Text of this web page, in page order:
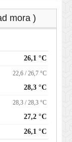
mora )
26,1 °C
22,6 / 26,7 °C
28,3 °C
28,3 / 28,3 °C
27,2 °C
26,1 °C